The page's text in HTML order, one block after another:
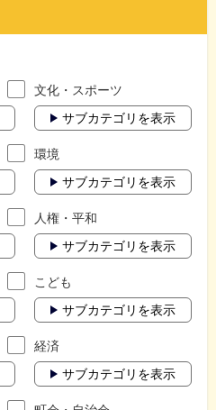
文化・スポーツ
サブカテゴリを表示
環境
サブカテゴリを表示
人権・平和
サブカテゴリを表示
こども
サブカテゴリを表示
経済
サブカテゴリを表示